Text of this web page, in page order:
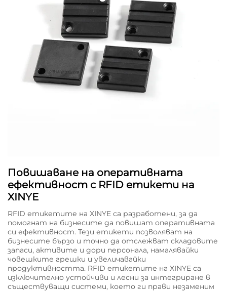
Повишаване на оперативната
ефективност с RFID етикети на
XINYE
RFID етикетите на XINYE са разработени, за да
помогнат на бизнесите да повишат оперативната
си ефективност. Тези етикети позволяват на
бизнесите бързо и точно да отслежват складовите
запаси, активите и дори персонала, намалявайки
човешките грешки и увеличавайки
продуктивността. RFID етикетите на XINYE са
изключително устойчиви и лесни за интегриране в
съществуващи системи, което ги прави незаменим